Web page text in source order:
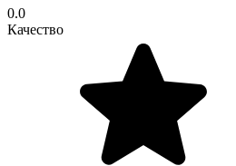
0.0
Качество